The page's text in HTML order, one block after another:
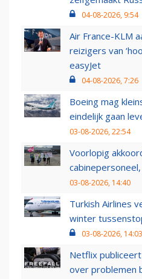
04-08-2026, 9:54
Air France-KLM
reizigers van
easyJet
04-08-2026, 7:26
Boeing mag
eindelijk gaan
03-08-2026, 22:54
Voorlopig
03-08-2026, 14:40
Turkish Airlines
winter
03-08-2026, 14:03
Netflix
over problemen